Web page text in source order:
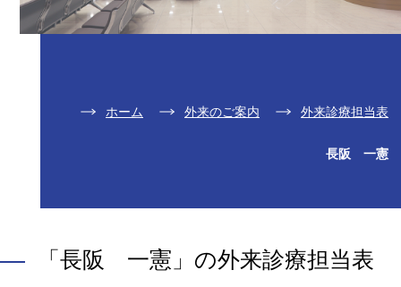
ホーム 外来のご案内 外来診療担当表
長阪 一憲
「長阪 一憲」の外来診療担当表